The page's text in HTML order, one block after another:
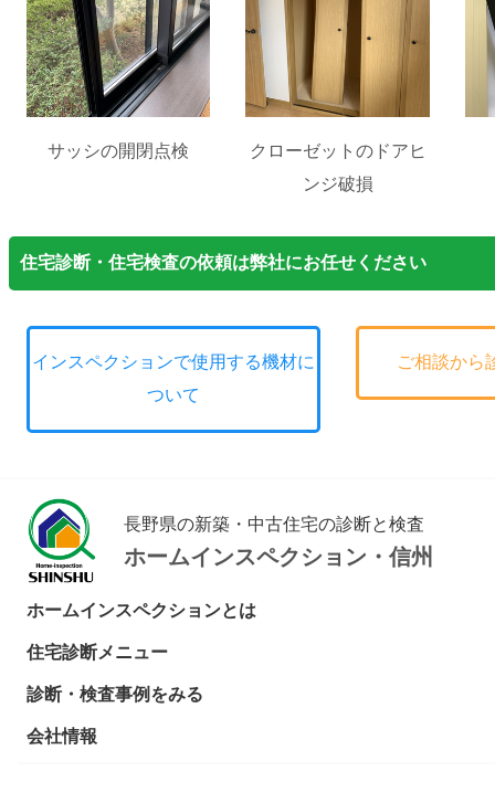
サッシの開閉点検
クローゼットのドアヒ
ンジ破損
住宅診断・住宅検査の依頼は弊社にお任せください
インスペクションで使用する機材に
ついて
ご相談から
長野県の新築・中古住宅の診断と検査
ホームインスペクション・信州
ホームインスペクションとは
住宅診断メニュー
診断・検査事例をみる
会社情報